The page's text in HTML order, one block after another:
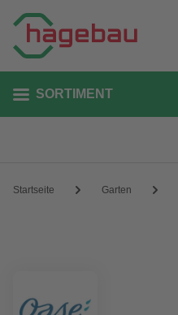
SORTIMENT
Startseite Garten